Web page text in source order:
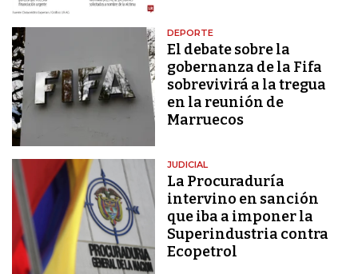
DEPORTE
El debate sobre la
gobernanza de la Fifa
sobrevivirá a la tregua
en la reunión de
Marruecos
JUDICIAL
La Procuraduría
intervino en sanción
que iba a imponer la
Superindustria contra
Ecopetrol